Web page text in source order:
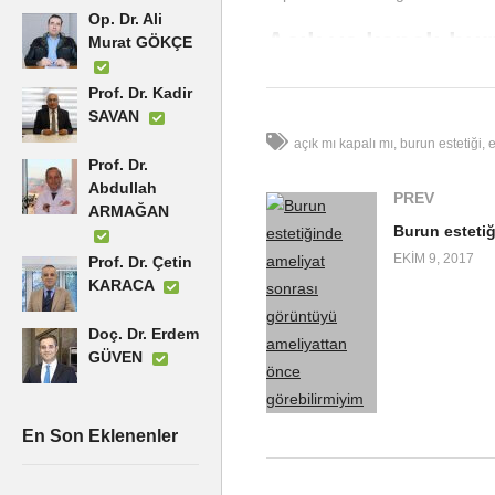
Op. Dr. Ali
Murat GÖKÇE
Prof. Dr. Kadir
SAVAN
Prof. Dr.
Abdullah
ARMAĞAN
Prof. Dr. Çetin
KARACA
Doç. Dr. Erdem
GÜVEN
En Son Eklenenler
Açık ve kapalı
ve seçilir.
Bazı hastalarımızda burnun iç
deviasyonu gibi burun içinde
Ancak burnun içine daha küçük
estetik müdahalelerin
açık veya kapalı tekniklerin bir
uygulanmasıyla birlikte burun
görünümünün ve yandan
çıkarılmaktadırlar. Estetik
arz etmemektedir. Ameliyat
döneminde çok büyük bir fark
açık mı kapalı mı burun estetiği
PREV
EKIM 9, 2017